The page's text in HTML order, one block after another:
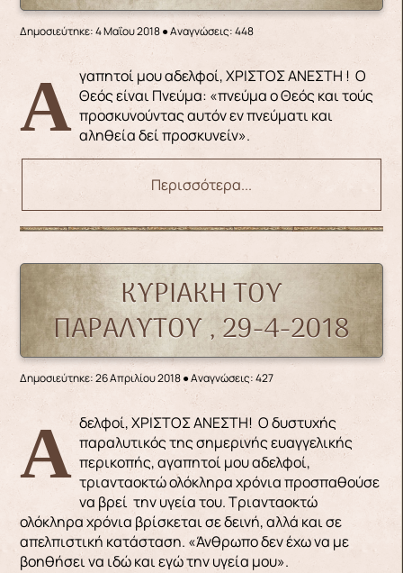
Δημοσιεύτηκε: 4 Μαΐου 2018●Αναγνώσεις: 448
Αγαπητοί μου αδελφοί, ΧΡΙΣΤΟΣ ΑΝΕΣΤΗ ! Ο Θεός είναι Πνεύμα: «πνεύμα ο Θεός και τούς
προσκυνούντας αυτόν εν πνεύματι και
αληθεία δεί προσκυνείν».
Περισσότερα...
ΚΥΡΙΑΚΗ ΤΟΥ
ΠΑΡΑΛΥΤΟΥ , 29-4-2018
Δημοσιεύτηκε: 26 Απριλίου 2018●Αναγνώσεις: 427
Αδελφοί, ΧΡΙΣΤΟΣ ΑΝΕΣΤΗ! Ο δυστυχής παραλυτικός της σημερινής ευαγγελικής
περικοπής, αγαπητοί μου αδελφοί,
τριανταοκτώ ολόκληρα χρόνια προσπαθούσε
να βρεί την υγεία του. Τριανταοκτώ
ολόκληρα χρόνια βρίσκεται σε δεινή, αλλά και σε
απελπιστική κατάσταση. «Άνθρωπο δεν έχω να με
βοηθήσει να ιδώ και εγώ την υγεία μου».